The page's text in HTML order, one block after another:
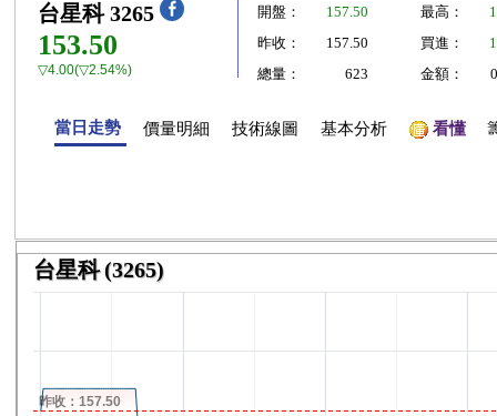
台星科 3265
153.50
▽4.00(▽2.54%)
開盤： 157.50 最高：
昨收：
157.50 買進：
總量：
623 金額：
當日走勢 價量明細 技術線圖 基本分析 看懂